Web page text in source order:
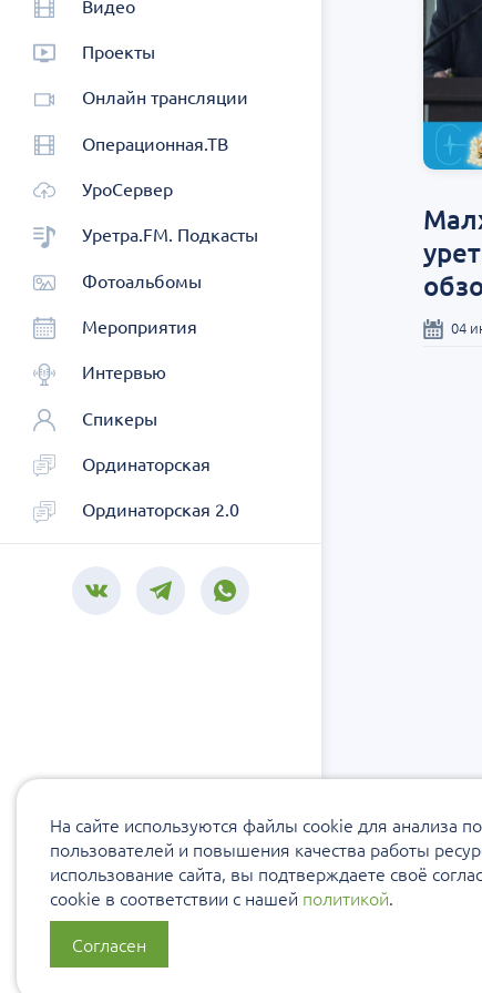
Видео
Проекты
Онлайн трансляции
Операционная.ТВ
УроСервер
Уретра.FM. Подкасты
Фотоальбомы
Мероприятия
Интервью
Спикеры
Ординаторская
Ординаторская 2.0
04
На сайте используются файлы cookie для анализа
пользователей и повышения качества работы
использование сайта, вы подтверждаете своё
cookie в соответствии с нашей политикой.
Согласен